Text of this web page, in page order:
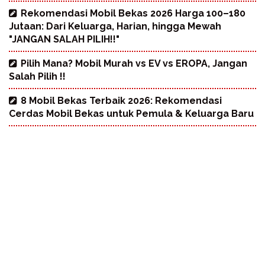
Rekomendasi Mobil Bekas 2026 Harga 100–180
Jutaan: Dari Keluarga, Harian, hingga Mewah
"JANGAN SALAH PILIH!!"
Pilih Mana? Mobil Murah vs EV vs EROPA, Jangan
Salah Pilih !!
8 Mobil Bekas Terbaik 2026: Rekomendasi
Cerdas Mobil Bekas untuk Pemula & Keluarga Baru